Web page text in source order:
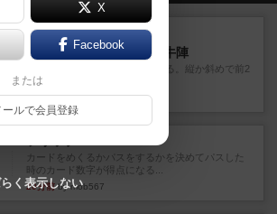
ファイアー・ブルズ / 火牛陣
火牛を引き連れて敵を殲滅させる。縦か斜めで前2
列まで攻撃できるが、自分...
8分前by うらまこ
カードをめくるかパスをするかを決めてパスした
時のカード数字が得点になる...
20分前by mob567
X
Facebook
または
ールで会員登録
らく表示しない